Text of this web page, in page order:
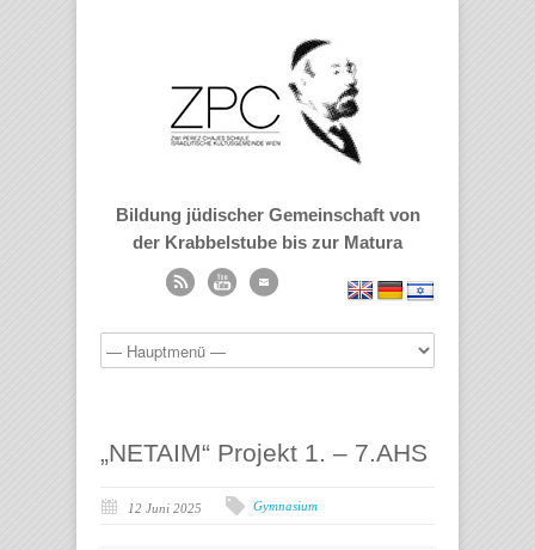
Bildung jüdischer Gemeinschaft von
der Krabbelstube bis zur Matura
„NETAIM“ Projekt 1. – 7.AHS
12 Juni 2025 Gymnasium